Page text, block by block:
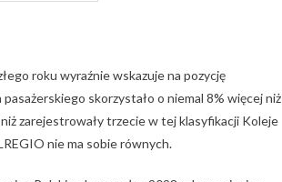
roku wyraźnie wskazuje na pozycję
skorzystało o niemal 8% więcej niż
zarejestrowały trzecie w tej klasyfikacji Koleje
nie ma sobie równych.